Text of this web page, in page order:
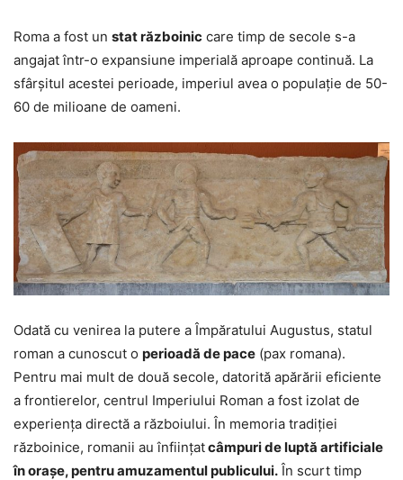
Roma a fost un stat războinic care timp de secole s-a
angajat într-o expansiune imperială aproape continuă. La
sfârșitul acestei perioade, imperiul avea o populație de 50-
60 de milioane de oameni.
Odată cu venirea la putere a Împăratului Augustus, statul
roman a cunoscut o perioadă de pace (pax romana).
Pentru mai mult de două secole, datorită apărării eficiente
a frontierelor, centrul Imperiului Roman a fost izolat de
experiența directă a războiului. În memoria tradiției
războinice, romanii au înființatcâmpuri de luptă artificiale
în orașe, pentru amuzamentul publicului. În scurt timp